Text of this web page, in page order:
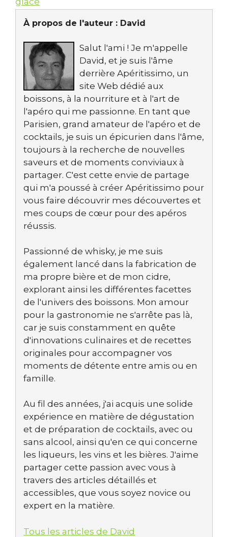
À propos de l'auteur : David
Salut l'ami ! Je m'appelle
David, et je suis l'âme
derrière Apéritissimo, un
site Web dédié aux
boissons, à la nourriture et à l'art de
l'apéro qui me passionne. En tant que
Parisien, grand amateur de l'apéro et de
cocktails, je suis un épicurien dans l'âme,
toujours à la recherche de nouvelles
saveurs et de moments conviviaux à
partager. C'est cette envie de partage
qui m'a poussé à créer Apéritissimo pour
vous faire découvrir mes découvertes et
mes coups de cœur pour des apéros
réussis.
Passionné de whisky, je me suis
également lancé dans la fabrication de
ma propre bière et de mon cidre,
explorant ainsi les différentes facettes
de l'univers des boissons. Mon amour
pour la gastronomie ne s'arrête pas là,
car je suis constamment en quête
d'innovations culinaires et de recettes
originales pour accompagner vos
moments de détente entre amis ou en
famille.
Au fil des années, j'ai acquis une solide
expérience en matière de dégustation
et de préparation de cocktails, avec ou
sans alcool, ainsi qu'en ce qui concerne
les liqueurs, les vins et les bières. J'aime
partager cette passion avec vous à
travers des articles détaillés et
accessibles, que vous soyez novice ou
expert en la matière.
Tous les articles de David